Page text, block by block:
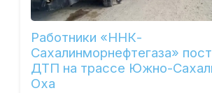
Работники «ННК-
Сахалинморнефтегаза»
ДТП на трассе Южно-
Оха